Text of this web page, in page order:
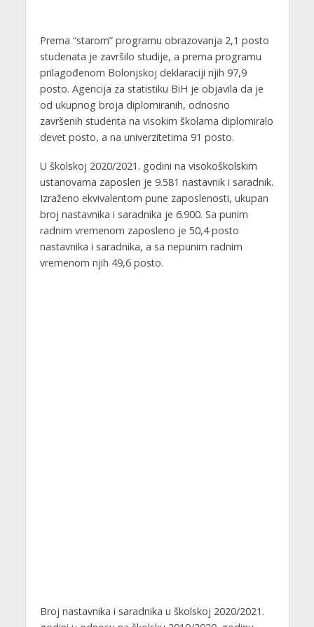
Prema “starom” programu obrazovanja 2,1 posto
studenata je završilo studije, a prema programu
prilagođenom Bolonjskoj deklaraciji njih 97,9
posto. Agencija za statistiku BiH je objavila da je
od ukupnog broja diplomiranih, odnosno
završenih studenta na visokim školama diplomiralo
devet posto, a na univerzitetima 91 posto.
U školskoj 2020/2021. godini na visokoškolskim
ustanovama zaposlen je 9.581 nastavnik i saradnik.
Izraženo ekvivalentom pune zaposlenosti, ukupan
broj nastavnika i saradnika je 6.900. Sa punim
radnim vremenom zaposleno je 50,4 posto
nastavnika i saradnika, a sa nepunim radnim
vremenom njih 49,6 posto.
Broj nastavnika i saradnika u školskoj 2020/2021.